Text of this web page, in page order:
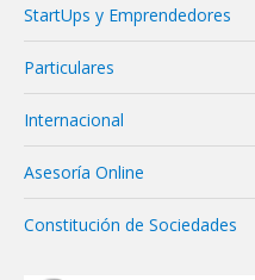
StartUps y Emprendedores
Particulares
Internacional
Asesoría Online
Constitución de Sociedades